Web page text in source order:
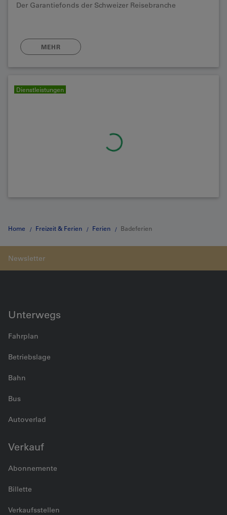
Der Garantiefonds der Schweizer Reisebranche
MEHR
Dienstleistungen
Home Freizeit & Ferien Ferien Badeferien
Unterwegs
Fahrplan
Betriebslage
Bahn
Bus
Autoverlad
Verkauf
Abonnemente
Billette
Verkaufsstellen